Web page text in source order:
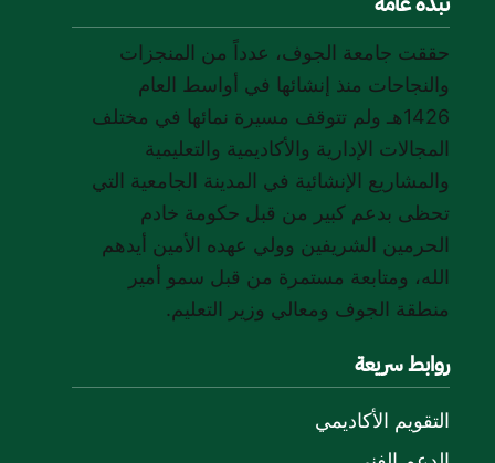
حققت جامعة الجوف، عدداً من المنجزات
والنجاحات منذ إنشائها في أواسط العام
1426هـ ولم تتوقف مسيرة نمائها في مختلف
المجالات الإدارية والأكاديمية والتعليمية
والمشاريع الإنشائية في المدينة الجامعية التي
تحظى بدعم كبير من قبل حكومة خادم
الحرمين الشريفين وولي عهده الأمين أيدهم
الله، ومتابعة مستمرة من قبل سمو أمير
منطقة الجوف ومعالي وزير التعليم.
روابط سريعة
التقويم الأكاديمي